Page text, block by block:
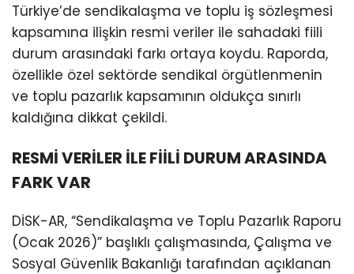
Türkiye’de sendikalaşma ve toplu iş sözleşmesi
kapsamına ilişkin resmi veriler ile sahadaki fiili
durum arasındaki farkı ortaya koydu. Raporda,
özellikle özel sektörde sendikal örgütlenmenin
ve toplu pazarlık kapsamının oldukça sınırlı
kaldığına dikkat çekildi.
RESMİ VERİLER İLE FİİLİ DURUM ARASINDA
FARK VAR
DİSK-AR, “Sendikalaşma ve Toplu Pazarlık Raporu
(Ocak 2026)” başlıklı çalışmasında, Çalışma ve
Sosyal Güvenlik Bakanlığı tarafından açıklanan